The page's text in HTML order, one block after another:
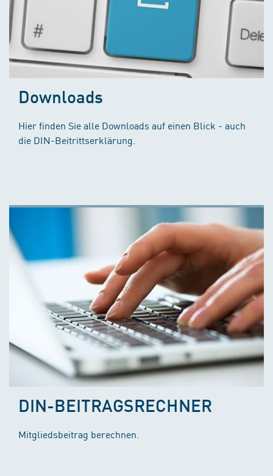
Downloads
Hier finden Sie alle Downloads auf einen Blick - auch
die DIN-Beitrittserklärung.
DIN-BEITRAGSRECHNER
Mitgliedsbeitrag berechnen.